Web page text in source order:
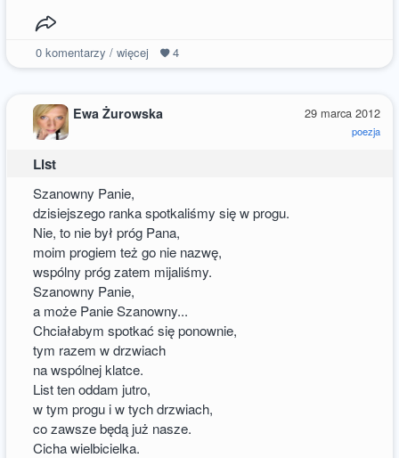
0komentarzy / więcej 4
29 marca 2012
poezja
Ewa Żurowska
List
Szanowny Panie,
dzisiejszego ranka spotkaliśmy się w progu.
Nie, to nie był próg Pana,
moim progiem też go nie nazwę,
wspólny próg zatem mijaliśmy.
Szanowny Panie,
a może Panie Szanowny...
Chciałabym spotkać się ponownie,
tym razem w drzwiach
na wspólnej klatce.
List ten oddam jutro,
w tym progu i w tych drzwiach,
co zawsze będą już nasze.
Cicha wielbicielka.